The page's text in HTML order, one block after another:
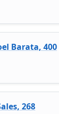
Barata, 400
268